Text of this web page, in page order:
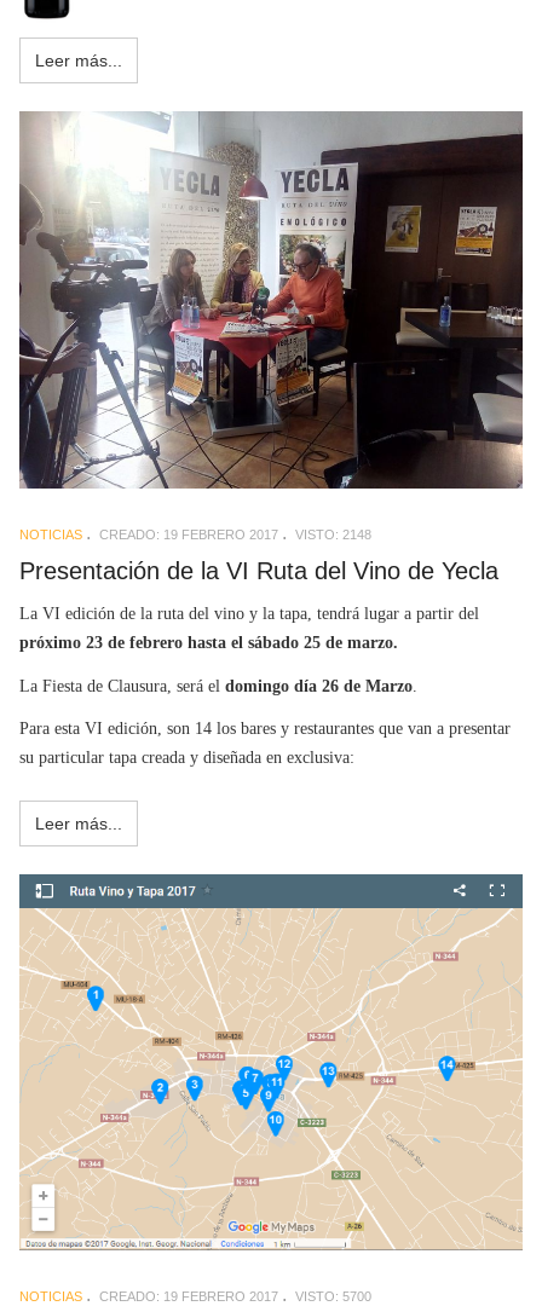
Leer más...
NOTICIAS CREADO: 19 FEBRERO 2017 VISTO: 2148
Presentación de la VI Ruta del Vino de Yecla
La VI edición de la ruta del vino y la tapa, tendrá lugar a partir del
próximo 23 de febrero hasta el sábado 25 de marzo.
La Fiesta de Clausura, será el domingo día 26 de Marzo
Para esta VI edición, son 14 los bares y restaurantes que van a presentar
su particular tapa creada y diseñada en exclusiva:
Leer más...
NOTICIAS CREADO: 19 FEBRERO 2017 VISTO: 5700